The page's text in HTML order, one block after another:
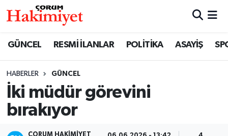
GÜNCEL RESMİ İLANLAR POLİTİKA ASAYİŞ
HABERLER GÜNCEL
İki müdür görevini
bırakıyor
ÇORUM HAKIMIYET
SAĞLIK
ASAYİŞ
Nöbetçi Eczaneler
Çorum Namaz Vakitleri
Trafik Durumu